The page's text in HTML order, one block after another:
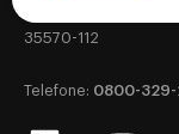
35570-112
‎Telefone: 0800-